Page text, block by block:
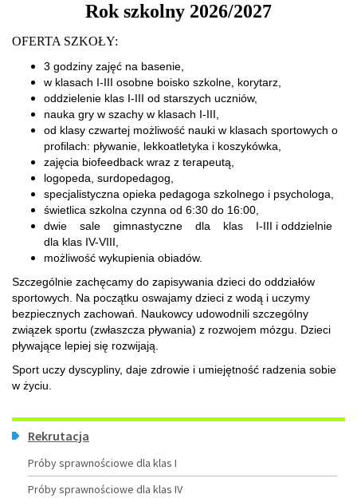
Rok szkolny 2026/2027
OFERTA SZKOŁY:
3 godziny zajęć na basenie,
w klasach I-III osobne boisko szkolne, korytarz,
oddzielenie klas I-III od starszych uczniów,
nauka gry w szachy w klasach I-III,
od klasy czwartej możliwość nauki w klasach sportowych o
profilach: pływanie, lekkoatletyka i koszykówka,
zajęcia biofeedback wraz z terapeutą,
logopeda, surdopedagog,
specjalistyczna opieka pedagoga szkolnego i psychologa,
świetlica szkolna czynna od 6:30 do 16:00,
dwie sale gimnastyczne dla klas I-III i oddzielnie
dla klas IV-VIII,
możliwość wykupienia obiadów.
Szczególnie zachęcamy do zapisywania dzieci do oddziałów
sportowych. Na początku oswajamy dzieci z wodą i uczymy
bezpiecznych zachowań. Naukowcy udowodnili szczególny
związek sportu (zwłaszcza pływania) z rozwojem mózgu. Dzieci
pływające lepiej się rozwijają.
Sport uczy dyscypliny, daje zdrowie i umiejętność radzenia sobie
w życiu.
MenuRekrutacja
Próby sprawnościowe dla klas I
Próby sprawnościowe dla klas IV